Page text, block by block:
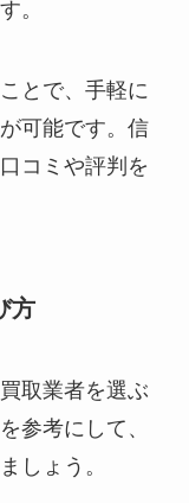
。
とで、手軽に
可能です。信
コミや評判を
方
取業者を選ぶ
参考にして、
しょう。